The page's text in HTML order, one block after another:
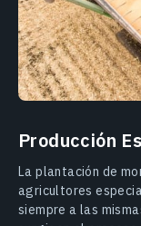
Producción
La plantación de
agricultores
siempre a las